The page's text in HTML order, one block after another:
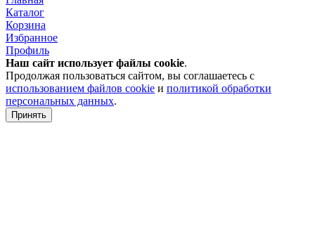
Каталог
Корзина
Избранное
Профиль
Наш сайт использует файлы cookie.
Продолжая пользоваться сайтом, вы соглашаетесь с
использованием файлов cookie и политикой обработки
персональных данных.
Принять